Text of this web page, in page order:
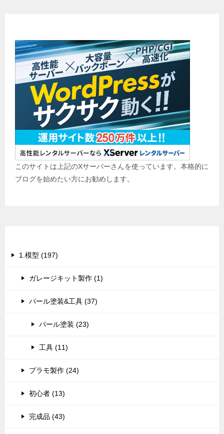
このサイトは上記のXサーバーさんを使っています。本格的に
ブログを始めたい方にお勧めします。
1.模型 (197)
ガレージキット製作 (1)
パール塗装&工具 (37)
パール塗装 (23)
工具 (11)
プラモ製作 (24)
初心者 (13)
完成品 (43)